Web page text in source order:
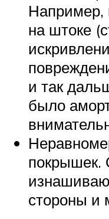
Например,
на штоке
и так
было
стороны и